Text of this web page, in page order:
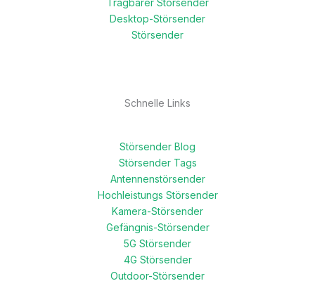
Tragbarer Störsender
Desktop-Störsender
Störsender
Schnelle Links
Störsender Blog
Störsender Tags
Antennenstörsender
Hochleistungs Störsender
Kamera-Störsender
Gefängnis-Störsender
5G Störsender
4G Störsender
Outdoor-Störsender